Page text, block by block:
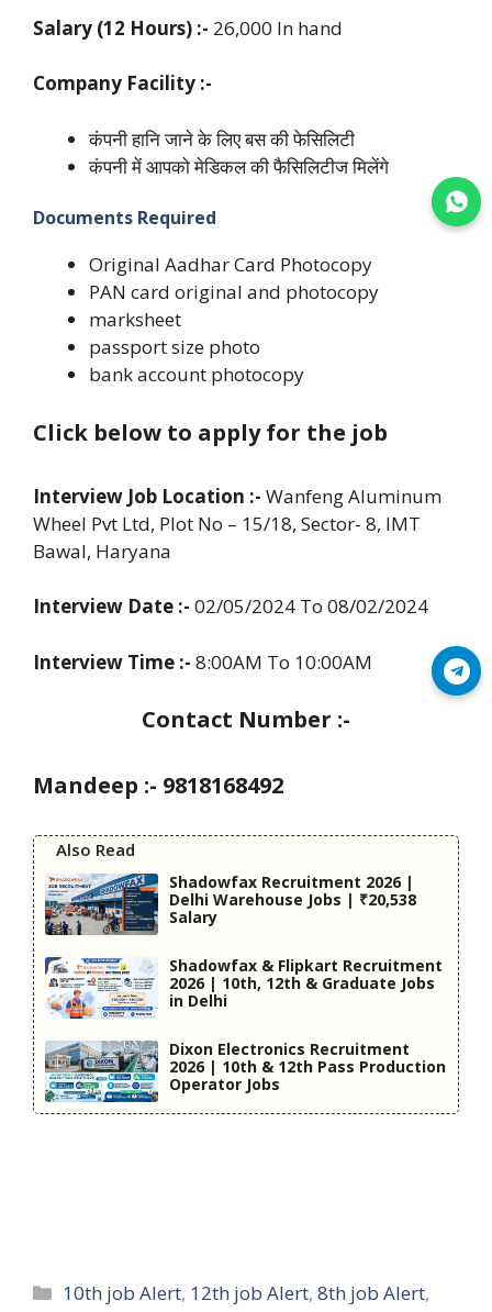
Join Telegram
Salary (12 Hours) :- 26,000 In hand
Company Facility :-
कंपनी हानि जाने के लिए बस की फेसिलिटी
कंपनी में आपको मेडिकल की फैसिलिटीज मिलेंगे
Documents Required
Original Aadhar Card Photocopy
PAN card original and photocopy
marksheet
passport size photo
bank account photocopy
Click below to apply for the job
Interview Job Location :- Wanfeng Aluminum
Wheel Pvt Ltd, Plot No – 15/18, Sector- 8, IMT
Bawal, Haryana
Interview Date :- 02/05/2024 To 08/02/2024
Interview Time :- 8:00AM To 10:00AM
Contact Number :-
Mandeep :- 9818168492
Also Read
Shadowfax Recruitment 2026 |
Delhi Warehouse Jobs | ₹20,538
Salary
Shadowfax & Flipkart Recruitment
2026 | 10th, 12th & Graduate Jobs
in Delhi
Dixon Electronics Recruitment
2026 | 10th & 12th Pass Production
Operator Jobs
Categories
10th job Alert, 12th job Alert,8th job Alert,